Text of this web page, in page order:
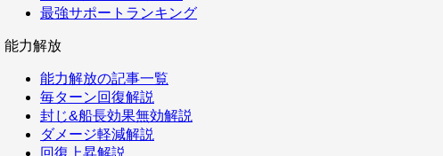
最強サポートランキング
能力解放
能力解放の記事一覧
毎ターン回復解説
封じ&船長効果無効解説
ダメージ軽減解説
回復上昇解説